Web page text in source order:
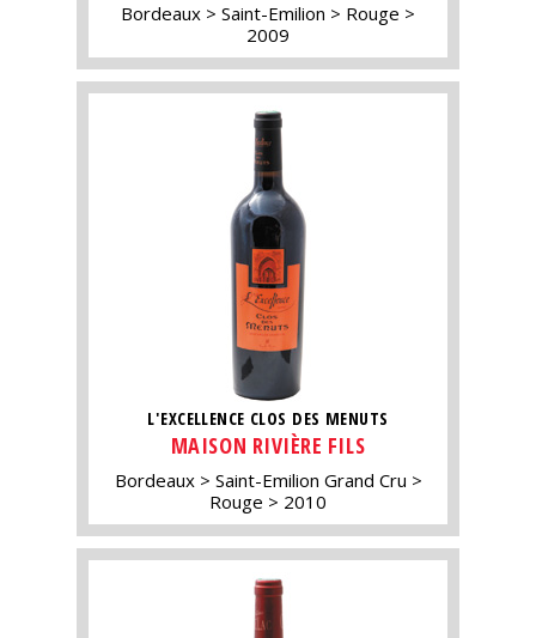
Bordeaux Saint-Emilion
Rouge
2009
L'EXCELLENCE CLOS DES MENUTS
MAISON RIVIÈRE FILS
Bordeaux
Saint-Emilion Grand Cru
Rouge
2010